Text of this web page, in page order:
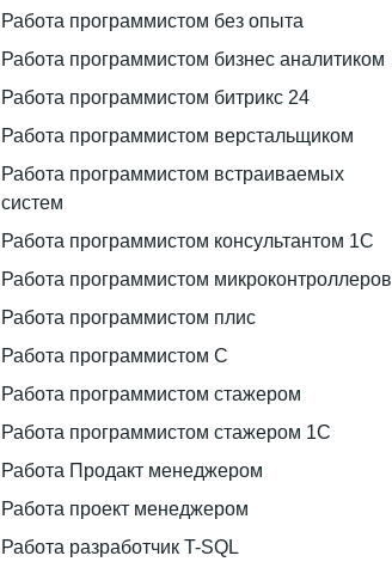
Работа программистом без опыта
Работа программистом бизнес аналитиком
Работа программистом битрикс 24
Работа программистом верстальщиком
Работа программистом встраиваемых
систем
Работа программистом консультантом 1С
Работа программистом микроконтроллеров
Работа программистом плис
Работа программистом С
Работа программистом стажером
Работа программистом стажером 1С
Работа Продакт менеджером
Работа проект менеджером
Работа разработчик T-SQL